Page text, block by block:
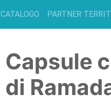
CATALOGO PARTNER
Capsule
di